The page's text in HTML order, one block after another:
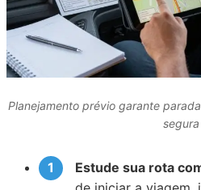
Planejamento prévio garante
segura
Estude sua rota